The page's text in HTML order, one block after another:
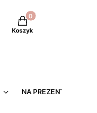
Produkty w koszyku:
Koszyk
NA PREZENT